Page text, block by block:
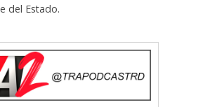
del Estado.